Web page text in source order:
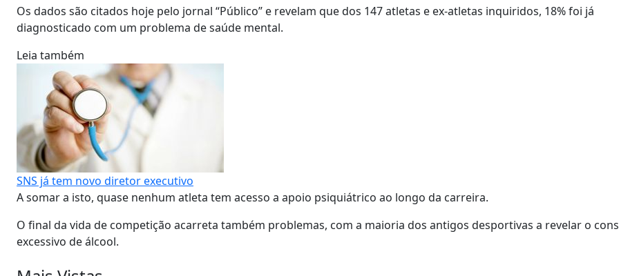
Os dados são citados hoje pelo jornal “Público” e revelam que dos 147 atletas e ex-atletas inquiridos, 18% foi já
diagnosticado com um problema de saúde mental.
Leia também
SNS já tem novo diretor executivo
A somar a isto, quase nenhum atleta tem acesso a apoio psiquiátrico ao longo da carreira.
O final da vida de competição acarreta também problemas, com a maioria dos antigos desportivas a revelar o
excessivo de álcool.